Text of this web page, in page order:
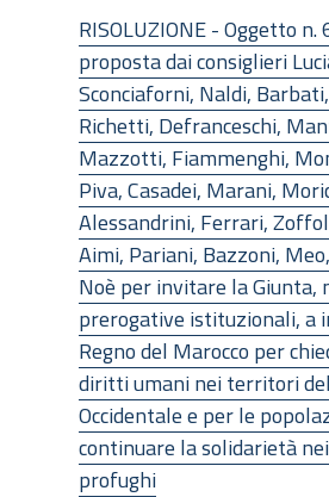
RISOLUZIONE - Oggetto
proposta dai consiglieri
Sconciaforni, Naldi,
Richetti, Defranceschi,
Mazzotti, Fiammenghi,
Piva, Casadei, Marani,
Alessandrini, Ferrari,
Aimi, Pariani, Bazzoni,
Noè per invitare la Giunta,
prerogative istituzionali, a
Regno del Marocco per
diritti umani nei territori
Occidentale e per le
continuare la solidarietà
profughi